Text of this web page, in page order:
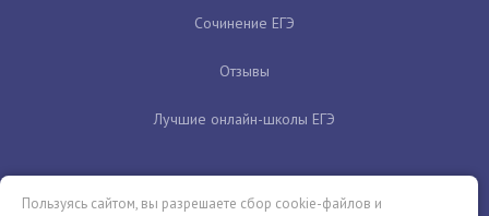
Сочинение ЕГЭ
Отзывы
Лучшие онлайн-школы ЕГЭ
Пользуясь сайтом, вы разрешаете сбор cookie-файлов и